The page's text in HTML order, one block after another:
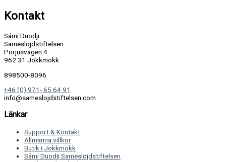
Kontakt
Sámi Duodji
Sameslöjdstiftelsen
Porjusvägen 4
962 31 Jokkmokk
898500-8096
+46 (0) 971- 65 64 91
info@sameslojdstiftelsen.com
Länkar
Support & Kontakt
Allmänna villkor
Butik i Jokkmokk
Sámi Duodji Sameslöjdstiftelsen